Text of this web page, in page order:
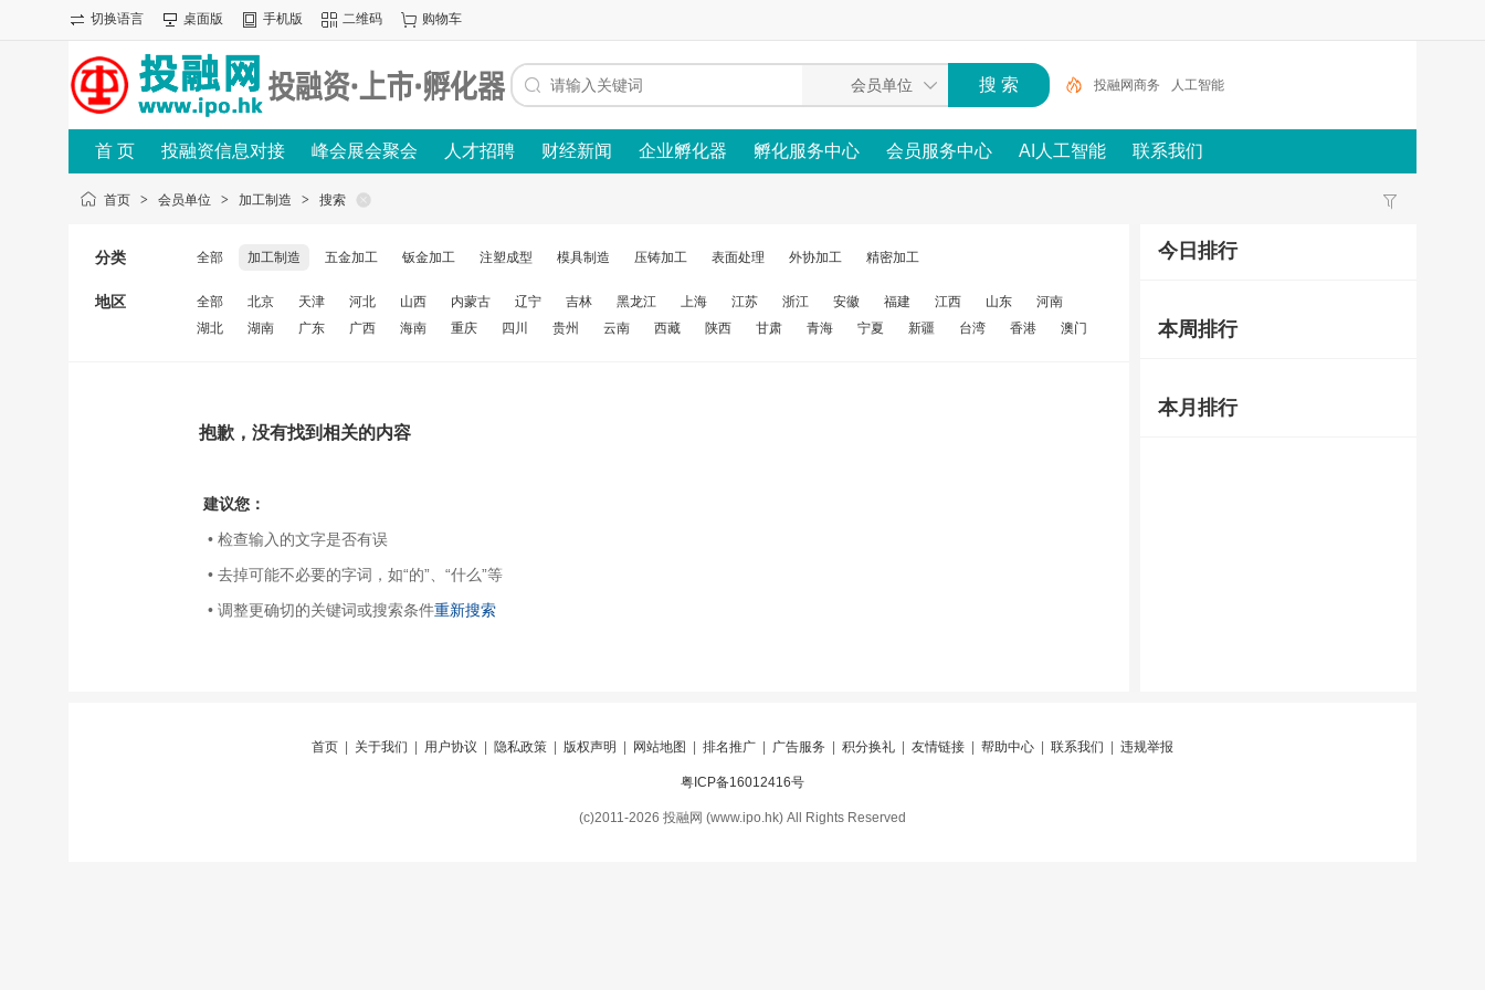
切换语言 桌面版 手机版 二维码 购物车
投融网商务 人工智能
首 页 投融资信息对接 峰会展会聚会 人才招聘 财经新闻 企业孵化器 孵化服务中心 会员服务中心 AI人工智能 联系我们
首页 > 会员单位 > 加工制造 > 搜索
分类 全部 加工制造 五金加工 钣金加工 注塑成型 模具制造 压铸加工 表面处理 外协加工 精密加工
地区 全部 北京 天津 河北 山西 内蒙古 辽宁 吉林 黑龙江 上海 江苏 浙江 安徽 福建 江西 山东
河南
湖北
湖南 广东 广西 海南 重庆 四川 贵州 云南 西藏 陕西 甘肃 青海 宁夏 新疆 台湾 香港 澳门
抱歉，没有找到相关的内容
建议您：
• 检查输入的文字是否有误
• 去掉可能不必要的字词，如“的”、“什么”等
• 调整更确切的关键词或搜索条件重新搜索
今日排行
本周排行
本月排行
首页 关于我们 用户协议 隐私政策 版权声明 网站地图 排名推广 广告服务 积分换礼 友情链接 帮助中心 联系我们 违规举报
粤ICP备16012416号
(c)2011-2026 投融网 (www.ipo.hk) All Rights Reserved